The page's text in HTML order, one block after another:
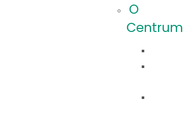
O
Centrum